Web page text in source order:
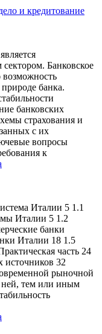
и кредитование
Банковское
возможность
банка.
банковских
страхования и
с их
вопросы
к
Италии 5 1.1
Италии 5 1.2
банки
Италии 18 1.5
часть 24
источников 32
рыночной
ней, тем или иным